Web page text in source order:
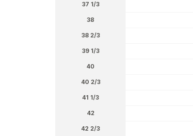
37 1/3
38
38 2/3
39 1/3
40
40 2/3
41 1/3
42
42 2/3